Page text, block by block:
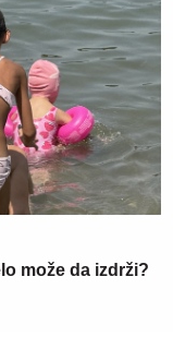
može da izdrži?